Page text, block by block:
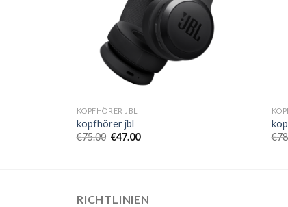
KOPFHÖRER JBL
kopfhörer jbl
€75.00 €47.00
€
RICHTLINIEN